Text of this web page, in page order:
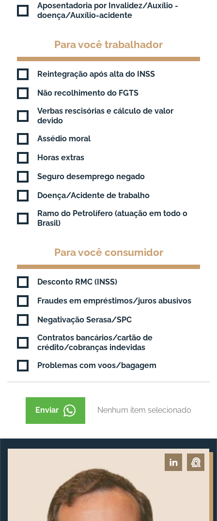
Aposentadoria por Invalidez/Auxílio -
doença/Auxílio-acidente
Para você trabalhador
Reintegração após alta do INSS
Não recolhimento do FGTS
Verbas rescisórias e cálculo de valor
devido
Assédio moral
Horas extras
Seguro desemprego negado
Doença/Acidente de trabalho
Ramo do Petrolífero (atuação em todo o
Brasil)
Para você consumidor
Desconto RMC (INSS)
Fraudes em empréstimos/juros abusivos
Negativação Serasa/SPC
Contratos bancários/cartão de
crédito/cobranças indevidas
Problemas com voos/bagagem
Enviar Nenhum item selecionado